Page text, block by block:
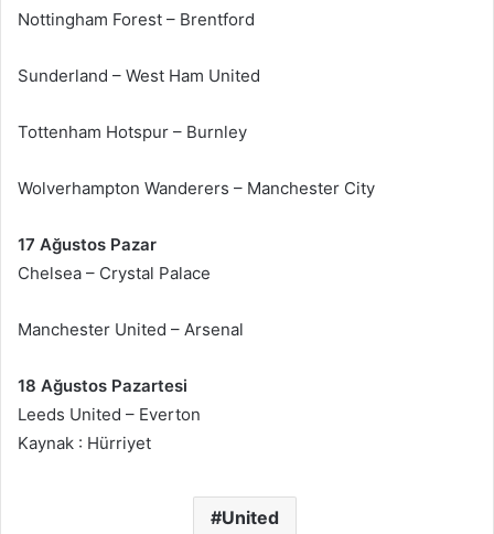
Nottingham Forest – Brentford
Sunderland – West Ham United
Tottenham Hotspur – Burnley
Wolverhampton Wanderers – Manchester City
17 Ağustos Pazar
Chelsea – Crystal Palace
Manchester United – Arsenal
18 Ağustos Pazartesi
Leeds United – Everton
Kaynak : Hürriyet
United